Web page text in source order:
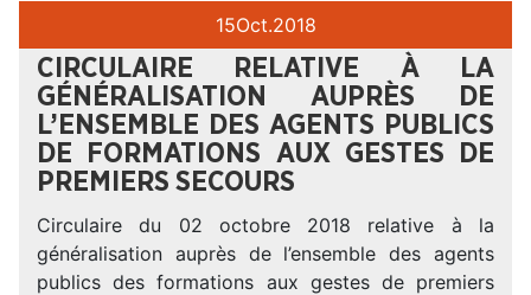
15Oct.2018
CIRCULAIRE RELATIVE À LA
GÉNÉRALISATION AUPRÈS DE
L’ENSEMBLE DES AGENTS PUBLICS
DE FORMATIONS AUX GESTES DE
PREMIERS SECOURS
Circulaire du 02 octobre 2018 relative à la
généralisation auprès de l’ensemble des agents
publics des formations aux gestes de premiers